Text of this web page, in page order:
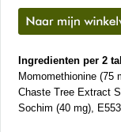
Ingredienten per 2
Momomethionine (75
Chaste Tree Extract
Sochim (40 mg),